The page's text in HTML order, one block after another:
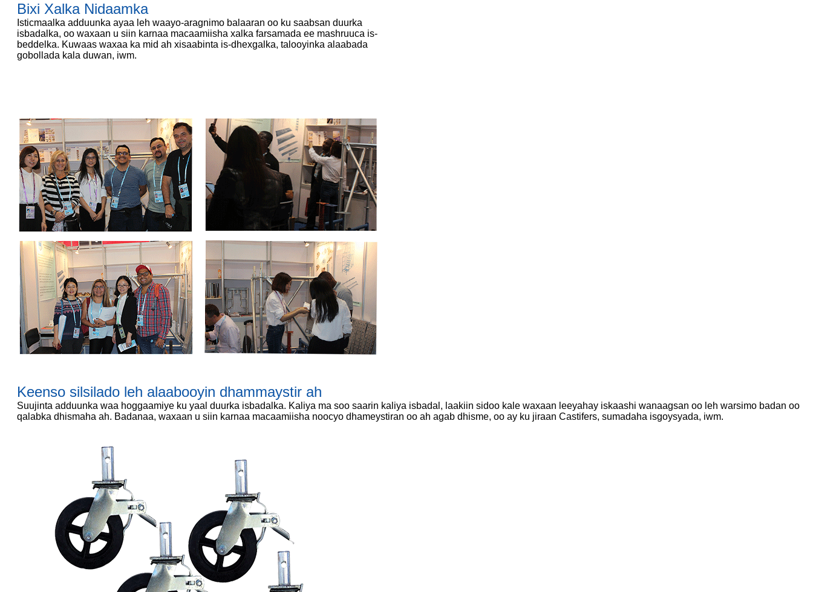
Bixi Xalka Nidaamka
Isticmaalka adduunka ayaa leh waayo-aragnimo balaaran oo ku saabsan duurka
isbadalka, oo waxaan u siin karnaa macaamiisha xalka farsamada ee mashruuca is-
beddelka. Kuwaas waxaa ka mid ah xisaabinta is-dhexgalka, talooyinka alaabada
gobollada kala duwan, iwm.
Keenso silsilado leh alaabooyin dhammaystir ah
Suujinta adduunka waa hoggaamiye ku yaal duurka isbadalka. Kaliya ma soo saarin kaliya isbadal, laakiin sidoo kale waxaan leeyahay iskaashi wanaagsan oo leh warsimo badan oo
qalabka dhismaha ah. Badanaa, waxaan u siin karnaa macaamiisha noocyo dhameystiran oo ah agab dhisme, oo ay ku jiraan Castifers, sumadaha isgoysyada, iwm.